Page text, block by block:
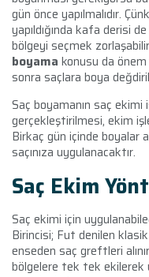
gün önce yapılmalıdır.
yapıldığında kafa derisi
bölgeyi seçmek
boyama konusu da önem
sonra saçlara boya
Saç boyamanın saç
gerçekleştirilmesi, ekim
Birkaç gün içinde boyalar
saçınıza uygulanacaktır.
Saç Ekim
Saç ekimi için
Birincisi; Fut denilen
enseden saç greftleri
bölgelere tek tek ekilerek